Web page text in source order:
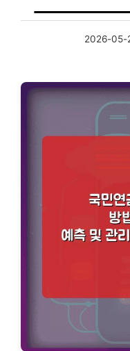
2026-05-